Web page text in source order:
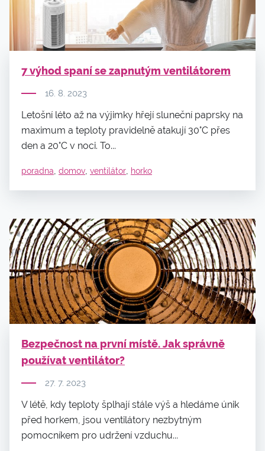
7 výhod spaní se zapnutým ventilátorem
16. 8. 2023
Letošní léto až na výjimky hřejí sluneční paprsky na
maximum a teploty pravidelně atakují 30°C přes
den a 20°C v noci. To...
poradna domov ventilátor horko
Bezpečnost na první místě. Jak správně
používat ventilátor?
27. 7. 2023
V létě, kdy teploty šplhají stále výš a hledáme únik
před horkem, jsou ventilátory nezbytným
pomocníkem pro udržení vzduchu...